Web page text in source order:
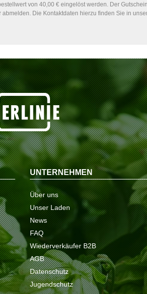
von 40,00 € eingelöst werden. Der
Die Kontaktdaten hierzu finden Sie in
UNTERNEHMEN
Über uns
Unser Laden
News
FAQ
Wiederverkäufer B2B
AGB
Datenschutz
Jugendschutz